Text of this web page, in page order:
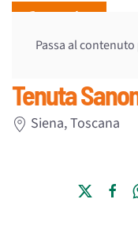
Passa al
Tenuta
Siena,Toscana